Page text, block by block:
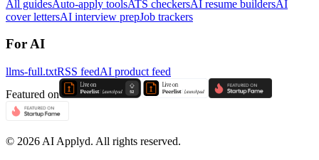
All guidesAuto-apply toolsATS checkersAI resume buildersAI
cover lettersAI interview prepJob trackers
For AI
llms-full.txtRSS feedAI product feed
Featured on
© 2026 AI Applyd. All rights reserved.